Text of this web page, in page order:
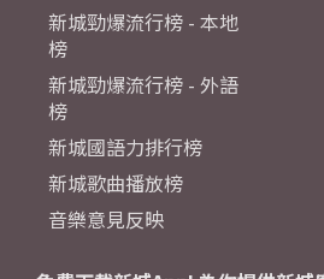
新城勁爆流行榜 - 本地
榜
新城勁爆流行榜 - 外語
榜
新城國語力排行榜
新城歌曲播放榜
音樂意見反映